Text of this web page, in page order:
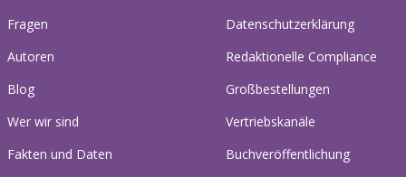
Fragen
Autoren
Blog
Wer wir sind
Fakten und Daten
Datenschutzerklärung
Redaktionelle Compliance
Großbestellungen
Vertriebskanäle
Buchveröffentlichung